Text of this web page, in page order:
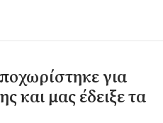
για
και μας έδειξε τα